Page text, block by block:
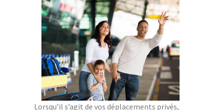
Lorsqu’il s’agit de vos déplacements privés,